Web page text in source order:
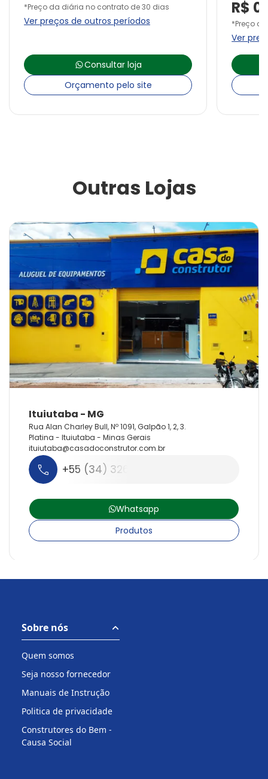
*Preço da diária no contrato de 30 dias
Ver preços de outros períodos
Consultar loja
Orçamento pelo site
R$
*Preço
Ver
Outras Lojas
Rua Alan Charley Bull, Nº 1091, Galpão 1, 2, 3.
Platina - Ituiutaba - Minas Gerais
ituiutaba@casadoconstrutor.com.br
+55 (34) 3268-3330
Whatsapp
Produtos
Sobre nós
Quem somos
Seja nosso fornecedor
Manuais de Instrução
Politica de privacidade
Construtores do Bem -
Causa Social